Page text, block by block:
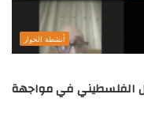
أنشطة الحوار
الفلسطيني في مواجهة